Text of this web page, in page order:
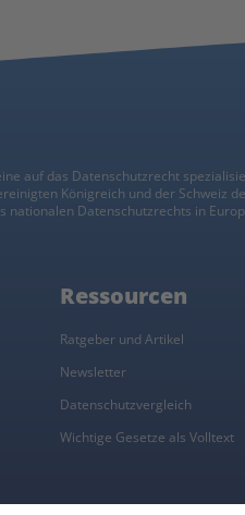
auf das Datenschutzrecht
Königreich und der Schweiz
nationalen Datenschutzrechts in
Ressourcen
Ratgeber und Artikel
Newsletter
Datenschutzvergleich
Wichtige Gesetze als Volltext